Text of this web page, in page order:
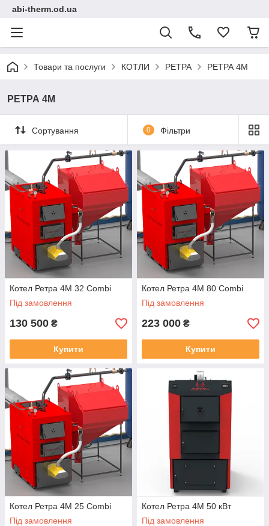
abi-therm.od.ua
Товари та послуги КОТЛИ РЕТРА РЕТРА 4М
РЕТРА 4М
Сортування 0 Фільтри
Котел Ретра 4М 32 Combi
Під замовлення
130 500 ₴
Купити
Котел Ретра 4М 80 Combi
Під замовлення
223 000 ₴
Купити
Котел Ретра 4М 25 Combi
Під замовлення
Котел Ретра 4М 50 кВт
Під замовлення